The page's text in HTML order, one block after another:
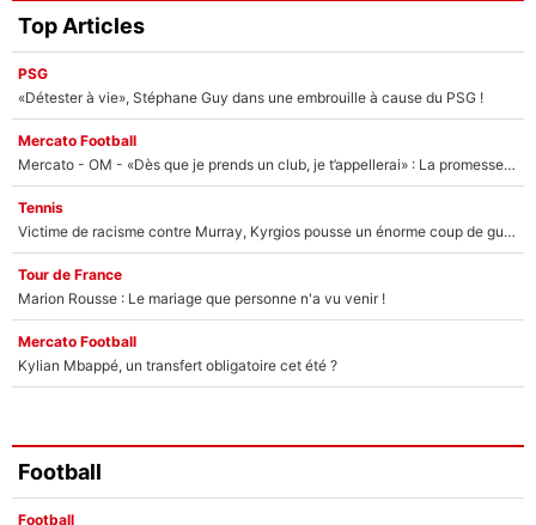
Top Articles
PSG
«Détester à vie», Stéphane Guy dans une embrouille à cause du PSG !
Mercato Football
Mercato - OM - «Dès que je prends un club, je t’appellerai» : La promesse de Marcelino au moment de claquer la porte
Tennis
Victime de racisme contre Murray, Kyrgios pousse un énorme coup de gueule !
Tour de France
Marion Rousse : Le mariage que personne n'a vu venir !
Mercato Football
Kylian Mbappé, un transfert obligatoire cet été ?
Football
Football